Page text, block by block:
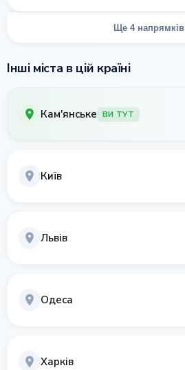
Ще 4 напрямків
Інші міста в цій країні
Кам'янське ВИ ТУТ
Київ
Львів
Одеса
Харків